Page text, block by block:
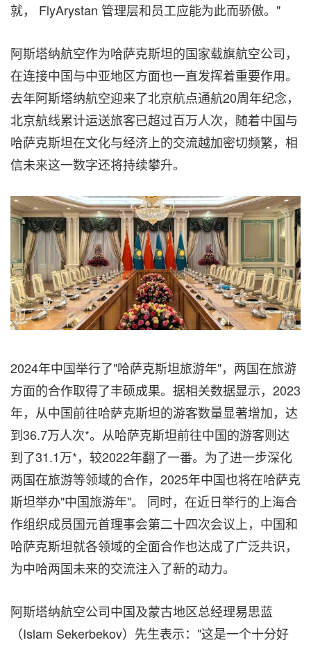
就， FlyArystan 管理层和员工应能为此而骄傲。"
阿斯塔纳航空作为哈萨克斯坦的国家载旗航空公司，
在连接中国与中亚地区方面也一直发挥着重要作用。
去年阿斯塔纳航空迎来了北京航点通航20周年纪念，
北京航线累计运送旅客已超过百万人次，随着中国与
哈萨克斯坦在文化与经济上的交流越加密切频繁，相
信未来这一数字还将持续攀升。
2024年中国举行了"哈萨克斯坦旅游年"，两国在旅游
方面的合作取得了丰硕成果。据相关数据显示，2023
年，从中国前往哈萨克斯坦的游客数量显著增加，达
到36.7万人次*。从哈萨克斯坦前往中国的游客则达
到了31.1万*，较2022年翻了一番。为了进一步深化
两国在旅游等领域的合作，2025年中国也将在哈萨克
斯坦举办"中国旅游年"。 同时，在近日举行的上海合
作组织成员国元首理事会第二十四次会议上， 中国和
哈萨克斯坦就各领域的全面合作也达成了广泛共识，
为中哈两国未来的交流注入了新的动力。
阿斯塔纳航空公司中国及蒙古地区总经理易思蓝
（Islam Sekerbekov）先生表示："这是一个十分好